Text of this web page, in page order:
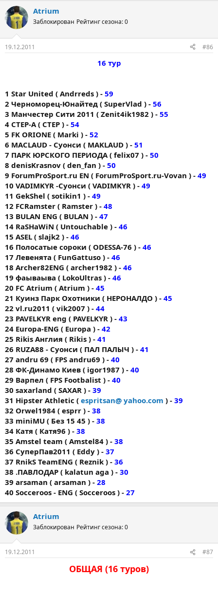
Atrium
Заблокирован Рейтинг сезона: 0
19.12.2011 #86
16 тур
1 Star United ( Andrreds ) - 59
2 Черноморец-Юнайтед ( SuperVlad ) - 56
3 Манчестер Сити 2011 ( Zenit4ik1982 ) - 55
4 CTEP-A ( CTEP ) - 54
5 FK ORIONE ( Markі ) - 52
6 MACLAUD - Суонси ( MAKLAUD ) - 51
7 ПАРК ЮРСКОГО ПЕРИОДА ( felix07 ) - 50
8 denisKrasnov ( den_fan ) - 50
9 ForumProSport.ru EN ( ForumProSport.ru-Vovan ) - 49
10 VADIMKYR -Суонси ( VADIMKYR ) - 49
11 GekShel ( sotikin1 ) - 49
12 FCRamster ( Ramster ) - 48
13 BULAN ENG ( BULAN ) - 47
14 RaSHaWiN ( Untouchable ) - 46
15 ASEL ( slajk2 ) - 46
16 Полосатые сороки ( ODESSA-76 ) - 46
17 Левенята ( FunGattuso ) - 46
18 Archer82ENG ( archer1982 ) - 46
19 фаываыва ( LokoUltras ) - 46
20 FС Аtrium ( Atrium ) - 45
21 Куинз Парк Охотники ( НЕРОНАЛДО ) - 45
22 vl.ru2011 ( vik2007 ) - 44
23 PAVELKYR eng ( PAVELKYR ) - 43
24 Europa-ENG ( Europa ) - 42
25 Rikis Англия ( Rikis ) - 41
26 RUZA88 - Суонси ( ПАЛ ПАЛЫЧ ) - 41
27 andru 69 ( FPS andru69 ) - 40
28 ФК-Динамо Киев ( igor1987 ) - 40
29 Варпел ( FPS Footbalist ) - 40
30 saxarland ( SAXAR ) - 39
31 Hipster Athletic ( espritsan@ yahoo.com ) - 39
32 Orwel1984 ( esprr ) - 38
33 miniMU ( Без 15 45 ) - 38
34 Катя ( Катя96 ) - 38
35 Amstel team ( Amstel84 ) - 38
36 СуперПав2011 ( Eddy ) - 37
37 RnikS TeamENG ( Reznik ) - 36
38 .ПАВЛОДАР ( kalatun aga ) - 30
39 arsaman ( arsaman ) - 28
40 Socceroos - ENG ( Socceroos ) - 27
Atrium
Заблокирован Рейтинг сезона: 0
19.12.2011 #87
ОБЩАЯ (16 туров)